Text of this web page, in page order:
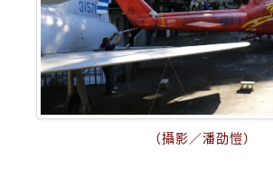
（攝影／潘劭愷）